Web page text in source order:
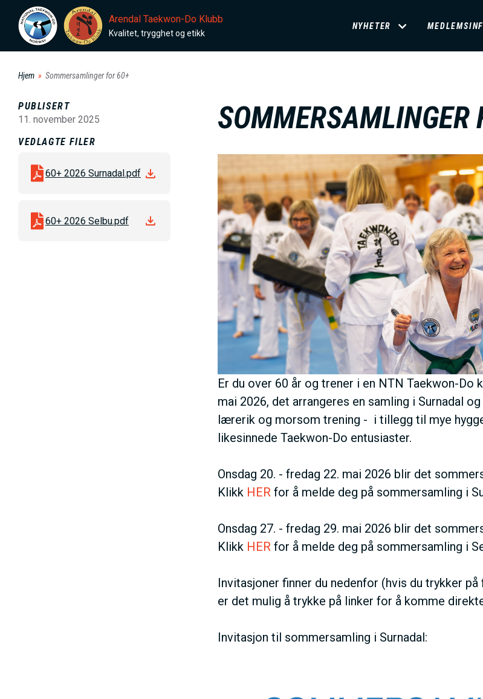
Arendal Taekwon-Do Klubb
Kvalitet, trygghet og etikk
D
M
A
I
N
M
E
N
U
S
A
C
T
I
V
E
D
NYHETER
Hjem Sommersamlinger for 60+
SOMMERSAMLINGER
PUBLISERT
11. november 2025
VEDLAGTE FILER
60+ 2026 Surnadal.pdf
60+ 2026 Selbu.pdf
i
l
d
e
Er du over 60 år og trener i en NTN Taekwon-Do
mai 2026, det arrangeres en samling i Surnadal
lærerik og morsom trening - i tillegg til mye
likesinnede Taekwon-Do entusiaster.
Onsdag 20. - fredag 22. mai 2026 blir det
Klikk HER for å melde deg på sommersamling i
Onsdag 27. - fredag 29. mai 2026 blir det
Klikk HER for å melde deg på sommersamling i
Invitasjoner finner du nedenfor (hvis du trykker
er det mulig å trykke på linker for å komme
Invitasjon til sommersamling i Surnadal: